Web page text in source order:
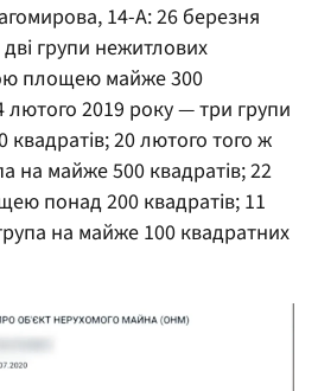
14-А: 26 березня
групи нежитлових
площею майже 300
лютого 2019 року — три групи
20 лютого того ж
на майже 500 квадратів; 22
понад 200 квадратів; 11
на майже 100 квадратних